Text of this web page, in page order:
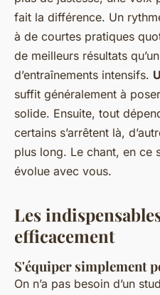
fait la différence. Un
à de courtes pratiques
de meilleurs résultats
d’entraînements intensifs.
suffit généralement à
solide. Ensuite, tout
certains s’arrêtent là,
plus long. Le chant, en ce
évolue avec vous.
Les
efficacement
S'équiper simplement
On n’a pas besoin d’un